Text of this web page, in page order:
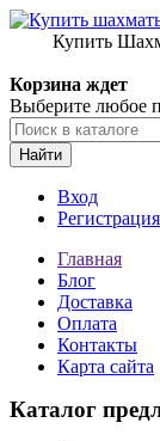
Купить
Корзина ждет
Выберите любое
Найти
Вход
Регистрация
Главная
Блог
Доставка
Оплата
Контакты
Карта сайта
Каталог